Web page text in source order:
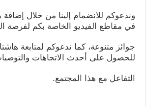
في مقاطع الفيديو الخاصة بكم لفرصة
للحصول على أحدث الاتجاهات
التفاعل مع هذا المجتمع.